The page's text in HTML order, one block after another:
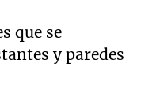
que se
y paredes